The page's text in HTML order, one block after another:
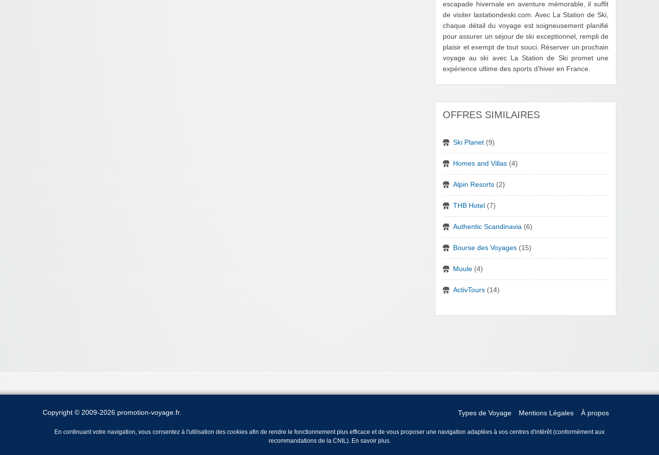
escapade hivernale en aventure mémorable, il suffit
de visiter lastationdeski.com. Avec La Station de Ski,
chaque détail du voyage est soigneusement planifié
pour assurer un séjour de ski exceptionnel, rempli de
plaisir et exempt de tout souci. Réserver un prochain
voyage au ski avec La Station de Ski promet une
expérience ultime des sports d’hiver en France.
OFFRES SIMILAIRES
Ski Planet (9)
Homes and Villas (4)
Alpin Resorts (2)
THB Hotel (7)
Authentic Scandinavia (6)
Bourse des Voyages (15)
Muule (4)
ActivTours (14)
Copyright © 2009-2026 promotion-voyage.fr. Types de Voyage Mentions Légales À propos
En continuant votre navigation, vous consentez à l'utilisation des cookies afin de rendre le fonctionnement plus efficace et de vous proposer une navigation adaptées à vos centres d'intérêt (conformément aux
recommandations de la CNIL). En savoir plus.